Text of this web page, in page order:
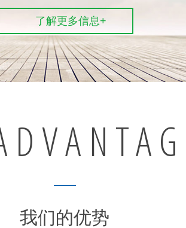
了解更多信息+
我们的优势